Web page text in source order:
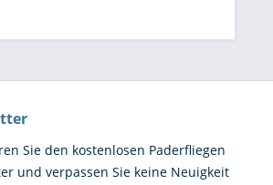
Sie den kostenlosen Paderfliegen
und verpassen Sie keine Neuigkeit